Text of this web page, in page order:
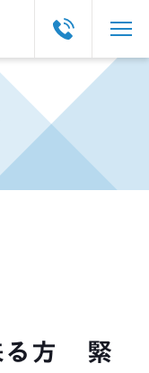
る方 緊